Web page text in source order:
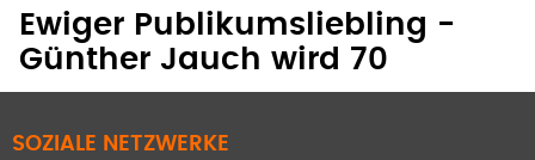
Ewiger Publikumsliebling -
Günther Jauch wird 70
SOZIALE NETZWERKE